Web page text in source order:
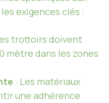
exigences clés :
trottoirs doivent
mètre dans les zones
: Les matériaux
une adhérence